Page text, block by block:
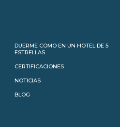
DUERME COMO EN UN HOTEL DE 5
ESTRELLAS
CERTIFICACIONES
NOTICIAS
BLOG